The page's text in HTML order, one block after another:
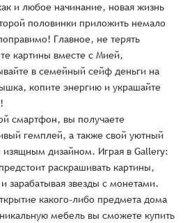
и любое начинание, новая жизнь
половинки приложить немало
Главное, не терять
картины вместе с Мией,
в семейный сейф деньги на
копите энергию и украшайте
смартфон, вы получаете
гемплей, а также свой уютный
дизайном. Играя в Gallery:
раскрашивать картины,
зарабатывая звезды с монетами.
какого-либо предмета дома
мебель вы сможете купить